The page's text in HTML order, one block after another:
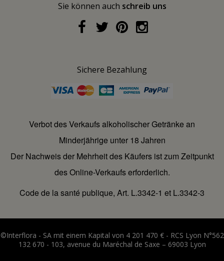
Sie können auch schreib uns
Sichere Bezahlung
Verbot des Verkaufs alkoholischer Getränke an
Minderjährige unter 18 Jahren
Der Nachweis der Mehrheit des Käufers ist zum Zeitpunkt
des Online-Verkaufs erforderlich.
Code de la santé publique, Art. L.3342-1 et L.3342-3
©Interflora - SA mit einem Kapital von 4 201 470 € - RCS Lyon N°562
132 670 - 103, avenue du Maréchal de Saxe – 69003 Lyon